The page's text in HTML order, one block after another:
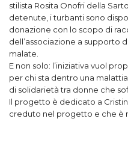
stilista Rosita Onofri della
detenute, i turbanti sono
donazione con lo scopo di
dell’associazione a supporto
malate.
E non solo: l’iniziativa vuol
per chi sta dentro una
di solidarietà tra donne che
Il progetto è dedicato a
creduto nel progetto e che è